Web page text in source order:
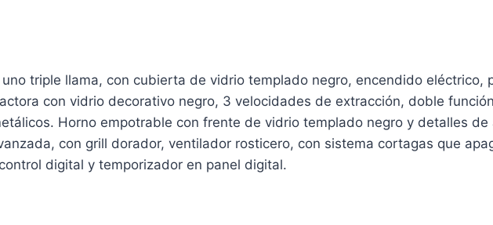
triple llama, con cubierta de vidrio templado negro, encendido eléctrico,
con vidrio decorativo negro, 3 velocidades de extracción, doble
Horno empotrable con frente de vidrio templado negro y detalles
con grill dorador, ventilador rosticero, con sistema cortagas que
digital y temporizador en panel digital.